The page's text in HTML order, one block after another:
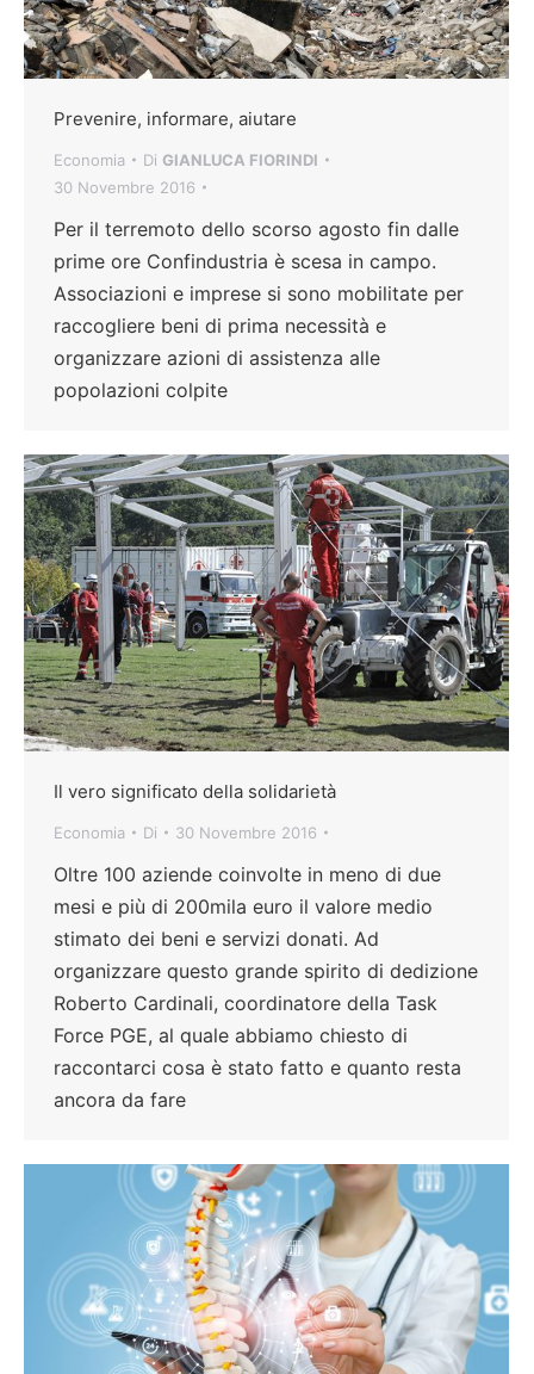
Prevenire, informare, aiutare
Economia Di GIANLUCA FIORINDI
30 Novembre 2016
Per il terremoto dello scorso agosto fin dalle
prime ore Confindustria è scesa in campo.
Associazioni e imprese si sono mobilitate per
raccogliere beni di prima necessità e
organizzare azioni di assistenza alle
popolazioni colpite
Il vero significato della solidarietà
Economia Di 30 Novembre 2016
Oltre 100 aziende coinvolte in meno di due
mesi e più di 200mila euro il valore medio
stimato dei beni e servizi donati. Ad
organizzare questo grande spirito di dedizione
Roberto Cardinali, coordinatore della Task
Force PGE, al quale abbiamo chiesto di
raccontarci cosa è stato fatto e quanto resta
ancora da fare